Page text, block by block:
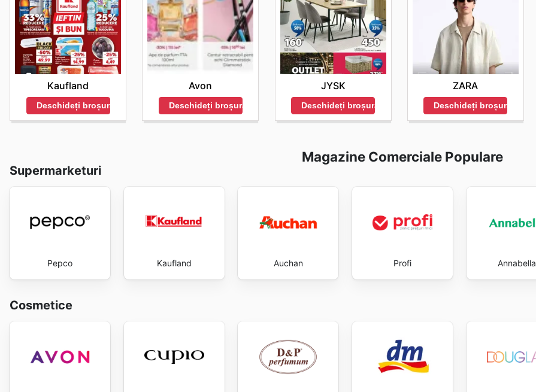
Kaufland
Deschideți broșura
Avon
Deschideți broșura
JYSK
Deschideți broșura
ZARA
Deschideți broșura
Magazine Comerciale Populare
Supermarketuri
Pepco Kaufland Auchan Profi Annabella
Cosmetice